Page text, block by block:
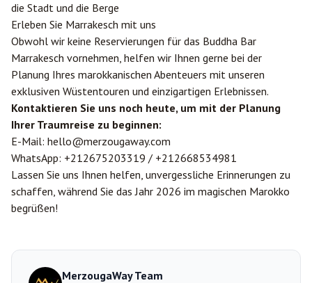
die Stadt und die Berge
Erleben Sie Marrakesch mit uns
Obwohl wir keine Reservierungen für das Buddha Bar
Marrakesch vornehmen, helfen wir Ihnen gerne bei der
Planung Ihres marokkanischen Abenteuers mit unseren
exklusiven Wüstentouren und einzigartigen Erlebnissen.
Kontaktieren Sie uns noch heute, um mit der Planung
Ihrer Traumreise zu beginnen:
E-Mail: hello@merzougaway.com
WhatsApp: +212675203319 / +212668534981
Lassen Sie uns Ihnen helfen, unvergessliche Erinnerungen zu
schaffen, während Sie das Jahr 2026 im magischen Marokko
begrüßen!
MerzougaWay Team